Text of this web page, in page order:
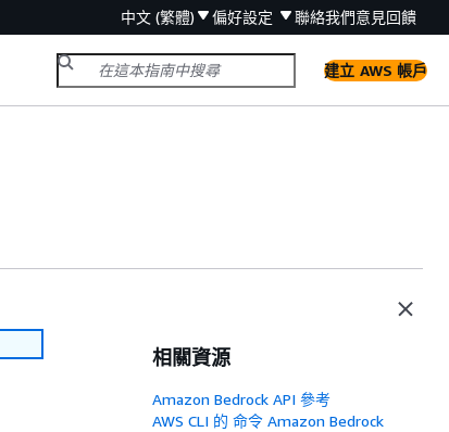
中文 (繁體) 偏好設定 聯絡我們意見回饋
建立 AWS 帳戶
相關資源
Amazon Bedrock API 參考
AWS CLI 的 命令 Amazon Bedrock